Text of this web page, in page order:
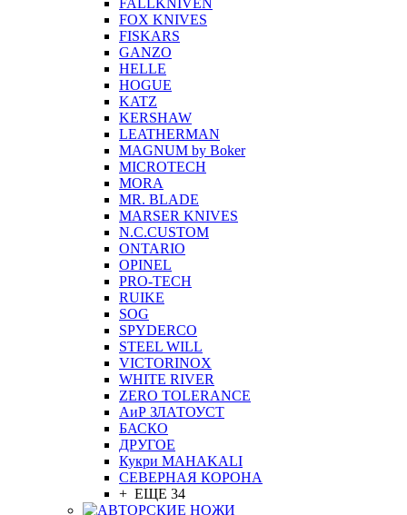
FALLKNIVEN
FOX KNIVES
FISKARS
GANZO
HELLE
HOGUE
KATZ
KERSHAW
LEATHERMAN
MAGNUM by Boker
MICROTECH
MORA
MR. BLADE
MARSER KNIVES
N.C.CUSTOM
ONTARIO
OPINEL
PRO-TECH
RUIKE
SOG
SPYDERCO
STEEL WILL
VICTORINOX
WHITE RIVER
ZERO TOLERANCE
АиР ЗЛАТОУСТ
БАСКО
ДРУГОЕ
Кукри MAHAKALI
СЕВЕРНАЯ КОРОНА
+ ЕЩЕ 34